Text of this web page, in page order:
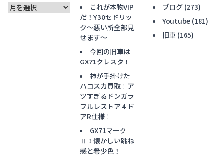
ア
これが本物VIP
だ！Y30セドリッ
ク〜悪い所全部見
せます〜
今回の旧車は
GX71クレスタ！
神が手掛けた
ハコスカ買取！ア
ツすぎるドンガラ
フルレストア４ド
アR仕様！
GX71マーク
Ⅱ！懐かしい跳ね
感と希少色！
ブログ(273)
Youtube(181)
旧車 (165)